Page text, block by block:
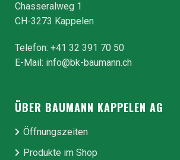
Chasseralweg 1
CH-3273 Kappelen
Telefon: +41 32 391 70 50
E-Mail: info@bk-baumann.ch
ÜBER BAUMANN KAPPELEN AG
Öffnungszeiten
Produkte im Shop